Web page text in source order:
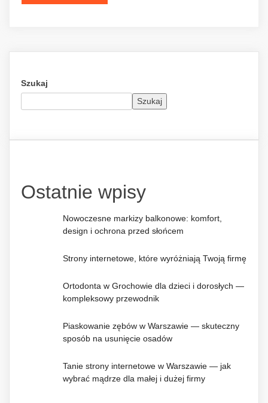
Szukaj
Szukaj
Ostatnie wpisy
Nowoczesne markizy balkonowe: komfort,
design i ochrona przed słońcem
Strony internetowe, które wyróżniają Twoją firmę
Ortodonta w Grochowie dla dzieci i dorosłych —
kompleksowy przewodnik
Piaskowanie zębów w Warszawie — skuteczny
sposób na usunięcie osadów
Tanie strony internetowe w Warszawie — jak
wybrać mądrze dla małej i dużej firmy